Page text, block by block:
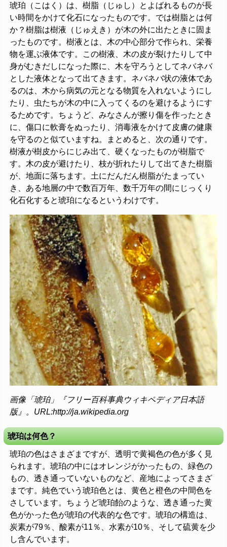
琥珀（こはく）は、樹脂（じゅし）とよばれるものが長
い時間をかけて化石になったものです。では樹脂とは何
か？樹脂は樹液（じゅえき）が木の外に出たときに固ま
ったものです。樹液とは、木の中心部分で作られ、栄養
物を運ぶ液体です。この樹液、木の皮が裂けたりして中
身がむきだしになった際に、木を守ろうとしてネバネバ
とした液体となって出てきます。ネバネバ状の液体であ
るのは、木から病気の元となる物質を入れないようにし
たり、虫たちが木の中に入ってくるのを避けるようにす
るためです。ちょうど、みなさんが擦り傷を作ったとき
に、傷口に軟膏をぬったり、消毒液をかけて皮膚の健康
を守るのと似ていますね。まとめると、次の通りです。
樹液が樹皮からにじみ出て、硬くなったものが樹脂で
す。木の皮が避けたり、枝が折れたりして出てきた樹脂
が、地面に落ちます。土にだんだん樹脂がたまってい
き、ある地層の中で数百万年、数千万年の間にじっくり
化石化すると琥珀になるというわけです。
画像「琥珀」『フリー百科事典ウィキペディア日本語
版』。URL:http://ja.wikipedia.org
琥珀は何色？
琥珀の色はさまざまですが、透明で黄褐色の色が多く見
られます。琥珀の中にはオレンジがかったもの、緑色の
もの、透き通っていないものなど、産地によってさまざ
まです。純色でいう琥珀色とは、黄色と橙色の中間色を
さしています。ちょうど琥珀飴のような、透き通った黄
色がかった色が琥珀の代表的な色です。琥珀の構造は、
炭素が79％、酸素が11％、水素が10％、そして硫黄を少
し含んでいます。